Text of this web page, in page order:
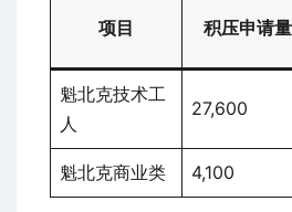
项目 积压申请量
魁北克技术工
人
27,600
魁北克商业类 4,100